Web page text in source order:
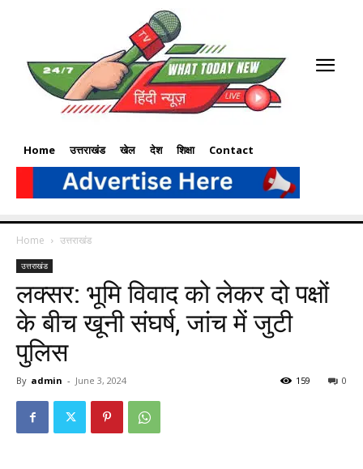
Home उत्तराखंड खेल देश शिक्षा Contact
Home उत्तराखंड
उत्तराखंड
लक्सर: भूमि विवाद को लेकर दो पक्षों
के बीच खूनी संघर्ष, जांच में जुटी
पुलिस
By admin - June 3, 2024 0
159